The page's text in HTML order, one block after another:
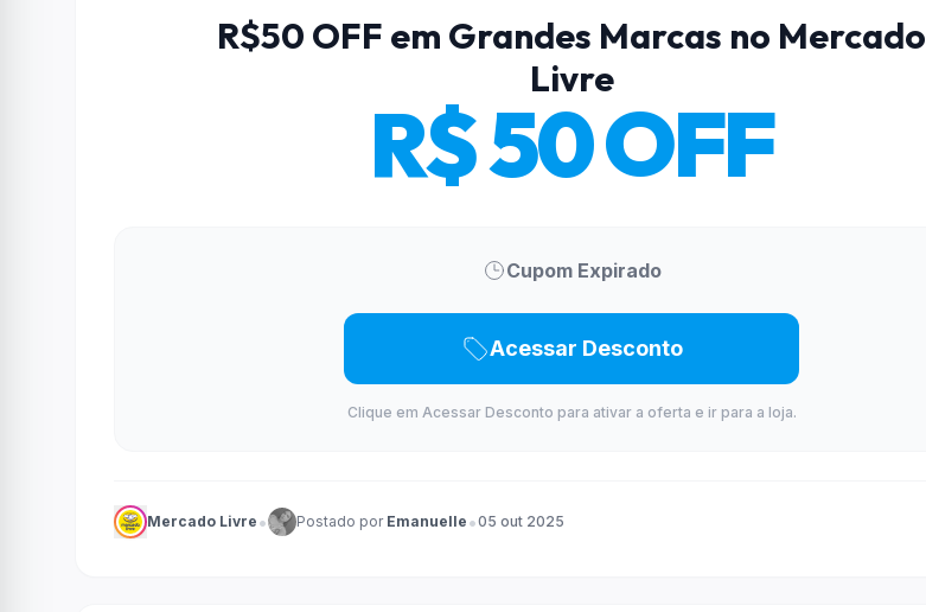
R$50 OFF em Grandes Marcas no Mercado
Livre
R$ 50 OFF
Cupom Expirado
Acessar Desconto
Clique em Acessar Desconto para ativar a oferta e ir para a loja.
Mercado Livre • Postado por Emanuelle •05 out 2025